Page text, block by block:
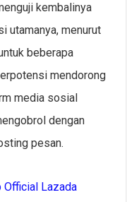
kembalinya
utamanya, menurut
beberapa
mendorong
media sosial
dengan
pesan.
Official Lazada